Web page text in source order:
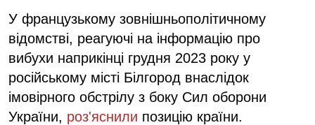
У французькому зовнішньополітичному
відомстві, реагуючі на інформацію про
вибухи наприкінці грудня 2023 року у
російському місті Білгород внаслідок
імовірного обстрілу з боку Сил оборони
України, роз'яснили позицію країни.